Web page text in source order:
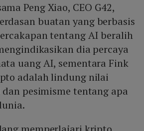
Peng Xiao, CEO G42,
buatan yang berbasis
tentang AI beralih
dia percaya
uang AI, sementara Fink
adalah lindung nilai
pesimisme tentang apa